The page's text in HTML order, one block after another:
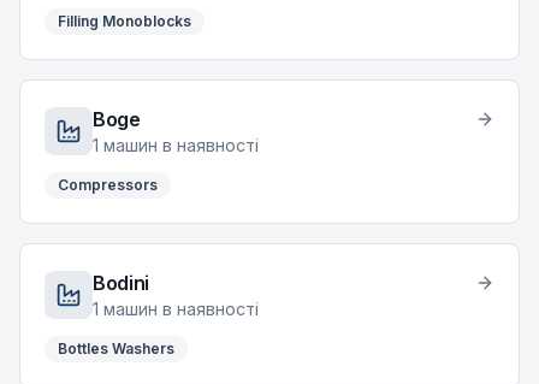
Filling Monoblocks
Boge
1 машин в наявності
Compressors
Bodini
1 машин в наявності
Bottles Washers